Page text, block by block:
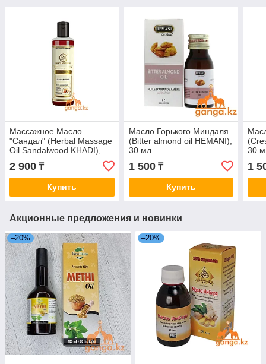
Массажное Масло
"Сандал" (Herbal Massage
Oil Sandalwood KHADI),
2 900 ₸
Купить
Масло Горького Миндаля
(Bitter almond oil HEMANI),
30 мл
1 500₸
Купить
30
1
Акционные предложения и новинки
–20% –20%